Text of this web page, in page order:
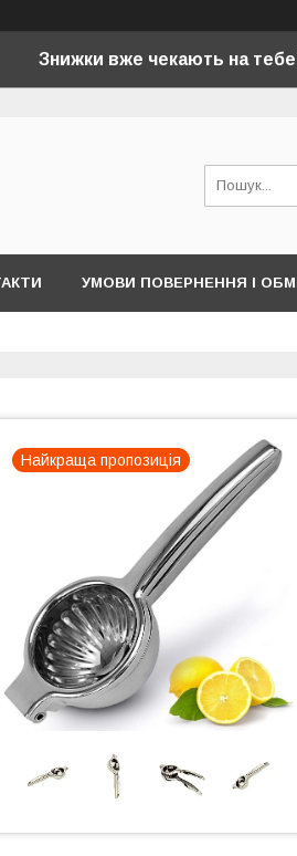
Знижки вже чекають на
УМОВИ ПОВЕРНЕННЯ І
Найкраща пропозиція